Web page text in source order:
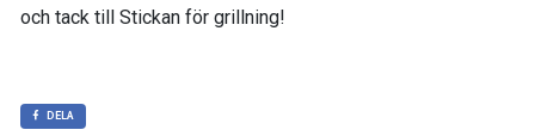
och tack till Stickan för grillning!
DELA